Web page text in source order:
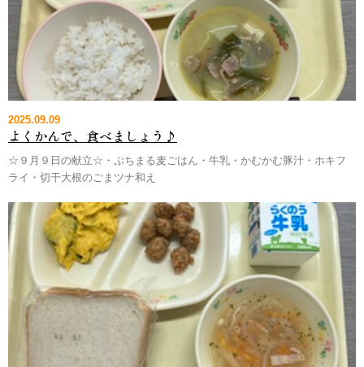
2025.09.09
よくかんで、食べましょう♪
☆９月９日の献立☆・ぷちまる麦ごはん・牛乳・かむかむ豚汁・ホキフ
ライ・切干大根のごまツナ和え